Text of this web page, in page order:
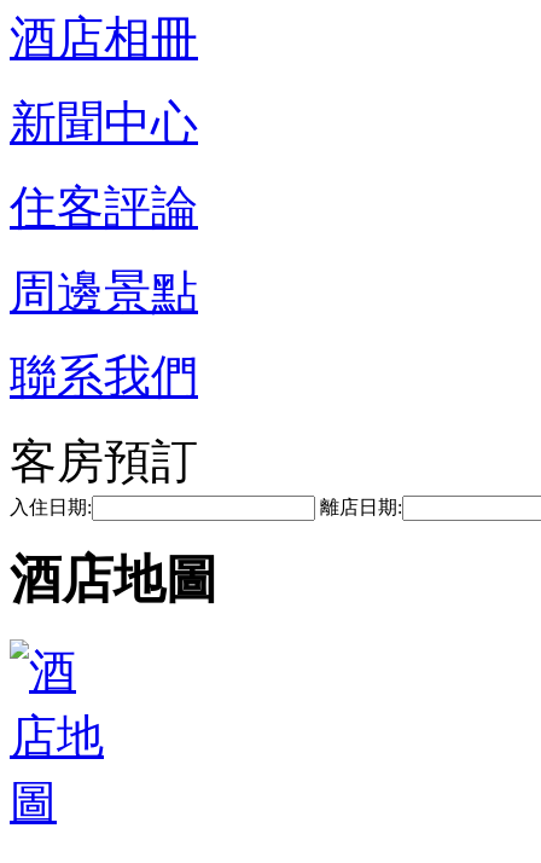
酒店相冊
新聞中心
住客評論
周邊景點
聯系我們
客房預訂
入住日期: 離店日期:
酒店地圖